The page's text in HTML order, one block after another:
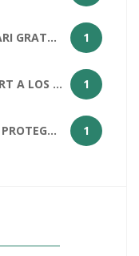
GIOCHI DI FOOTBALL UNIVERSITARI GRATUITI PER STUDENTI 1
CATEGORIA DEL SITO WEB: "SPORT A LOS ANGELES: PERCHÉ LOS ANGELES HA DUE SQUADRE NFL? 1
ABBIGLIAMENTO DA CALCIO PER PROTEGGERE LE PALLE 1